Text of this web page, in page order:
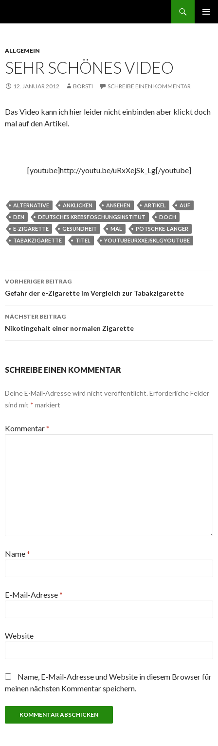
ALLGEMEIN
SEHR SCHÖNES VIDEO
12. JANUAR 2012 BORSTI SCHREIBE EINEN KOMMENTAR
Das Video kann ich hier leider nicht einbinden aber klickt doch
mal auf den Artikel.
[youtube]http://youtu.be/uRxXejSk_Lg[/youtube]
ALTERNATIVE ANKLICKEN ANSEHEN ARTIKEL
AUF
DEN
DEUTSCHES KREBSFOSCHUNGSINSTITUT
DOCH
E-ZIGARETTE
GESUNDHEIT MAL
PÖTSCHKE-LANGER
TABAKZIGARETTE
TITEL YOUTUBEURXXEJSKLGYOUTUBE
Beitrags-
Navigation
VORHERIGER BEITRAG
Gefahr der e-Zigarette im Vergleich zur Tabakzigarette
NÄCHSTER BEITRAG
Nikotingehalt einer normalen Zigarette
SCHREIBE EINEN KOMMENTAR
Deine E-Mail-Adresse wird nicht veröffentlicht. Erforderliche Felder
sind mit * markiert
Kommentar*
Name*
E-Mail-Adresse*
Website
Name, E-Mail-Adresse und Website in diesem Browser für
meinen nächsten Kommentar speichern.